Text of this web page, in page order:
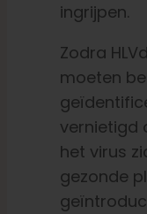
ingrijpen.
Zodra
moeten
vernietigd
het virus
gezonde